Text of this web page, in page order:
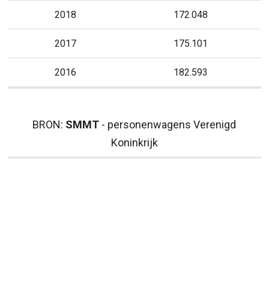
2018 172.048
2017 175.101
2016 182.593
BRON: SMMT - personenwagens Verenigd
Koninkrijk